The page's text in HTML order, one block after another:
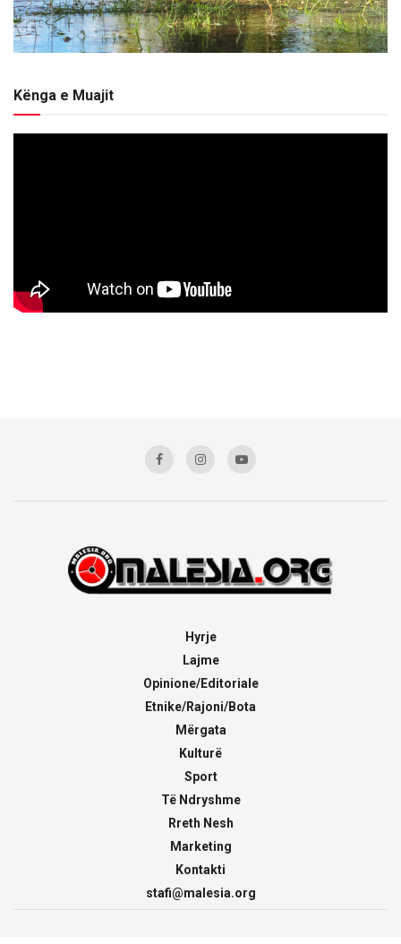
Kënga e Muajit
Hyrje
Lajme
Opinione/Editoriale
Etnike/Rajoni/Bota
Mërgata
Kulturë
Sport
Të Ndryshme
Rreth Nesh
Marketing
Kontakti
stafi@malesia.org